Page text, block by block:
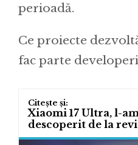
perioadă.
Ce proiecte
fac parte
Xiaomi 17 Ultra, l-
descoperit de la